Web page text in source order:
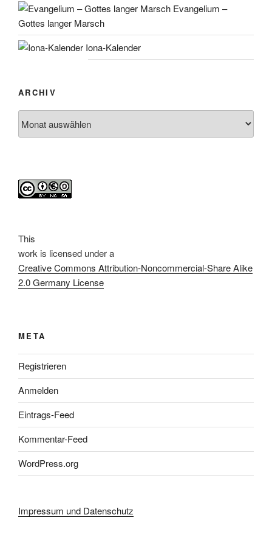
Evangelium –
Gottes langer Marsch
Iona-Kalender
ARCHIV
This
work is licensed under a
Creative Commons Attribution-Noncommercial-Share Alike
2.0 Germany License
META
Registrieren
Anmelden
Eintrags-Feed
Kommentar-Feed
WordPress.org
Impressum und Datenschutz